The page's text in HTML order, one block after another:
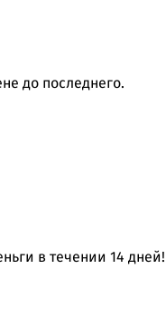
до последнего.
в течении 14 дней!